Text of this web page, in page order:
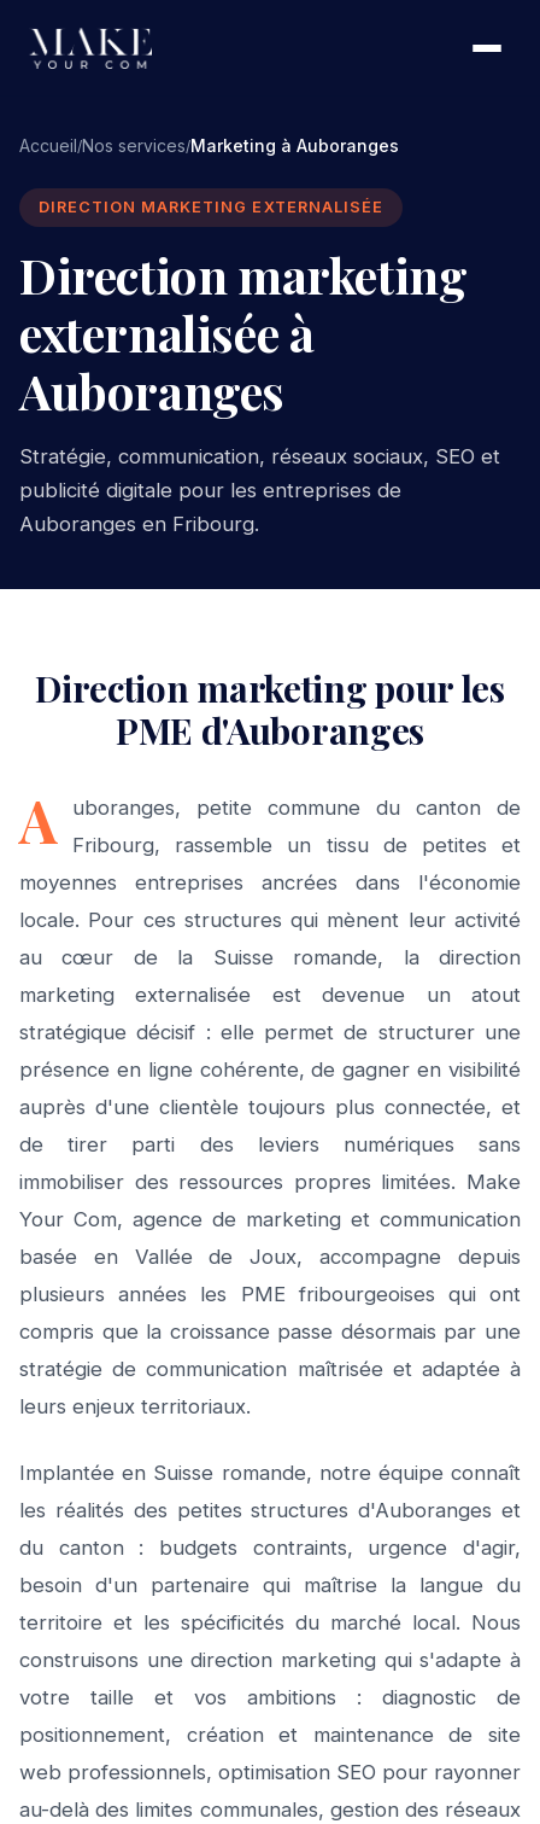
Accueil/Nos services/Marketing à Auboranges
DIRECTION MARKETING EXTERNALISÉE
Direction marketing
externalisée à
Auboranges
Stratégie, communication, réseaux sociaux, SEO et
publicité digitale pour les entreprises de
Auboranges en Fribourg.
Direction marketing pour les
PME d'Auboranges
A
uboranges, petite commune du canton de
Fribourg, rassemble un tissu de petites et
moyennes entreprises ancrées dans l'économie
locale. Pour ces structures qui mènent leur activité
au cœur de la Suisse romande, la direction
marketing externalisée est devenue un atout
stratégique décisif : elle permet de structurer une
présence en ligne cohérente, de gagner en visibilité
auprès d'une clientèle toujours plus connectée, et
de tirer parti des leviers numériques sans
immobiliser des ressources propres limitées. Make
Your Com, agence de marketing et communication
basée en Vallée de Joux, accompagne depuis
plusieurs années les PME fribourgeoises qui ont
compris que la croissance passe désormais par une
stratégie de communication maîtrisée et adaptée à
leurs enjeux territoriaux.
Implantée en Suisse romande, notre équipe connaît
les réalités des petites structures d'Auboranges et
du canton : budgets contraints, urgence d'agir,
besoin d'un partenaire qui maîtrise la langue du
territoire et les spécificités du marché local. Nous
construisons une direction marketing qui s'adapte à
votre taille et vos ambitions : diagnostic de
positionnement, création et maintenance de site
web professionnels, optimisation SEO pour rayonner
au-delà des limites communales, gestion des réseaux